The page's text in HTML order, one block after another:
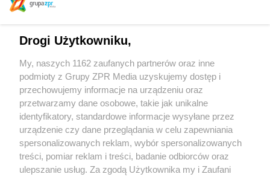
Drogi Użytkowniku,
My, naszych 1162 zaufanych partnerów oraz inne
podmioty z Grupy ZPR Media uzyskujemy dostęp i
przechowujemy informacje na urządzeniu oraz
przetwarzamy dane osobowe, takie jak unikalne
identyfikatory, standardowe informacje wysyłane przez
urządzenie czy dane przeglądania w celu zapewniania
spersonalizowanych reklam, wybór spersonalizowanych
treści, pomiar reklam i treści, badanie odbiorców oraz
ulepszanie usług. Za zgodą Użytkownika my i Zaufani